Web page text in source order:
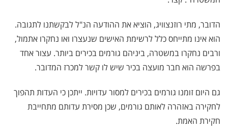
הדובר, מתי רוזנצוויג, הוציא את ההודעה הנ"ל לבקשתנו לתגובה.
הוא אינו מתייחס כלל לרשימת האישים שנעצרו ואו נחקרו אתמול,
ורבים נחקרו במשטרה, ביניהם גורמים בכירים ביותר. עצור אחד
בפרשה הוא חבר מועצה בכיר שיש לו קשר למכרז המדובר.
גם היום זומנו גורמים בכירים למסור עדויות. ייתכן כי העדות תהפוך
לחקירה באזהרה לאותם גורמים, שכן מסירת עדותם מתחייבת
חקירת האמת.